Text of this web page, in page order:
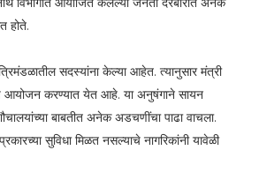
होते.
सदस्यांना केल्या आहेत. त्यानुसार मंत्री
आयोजन करण्यात येत आहे. या अनुषंगाने सायन
बाबतीत अनेक अडचणींचा पाढा वाचला.
सुविधा मिळत नसल्याचे नागरिकांनी यावेळी